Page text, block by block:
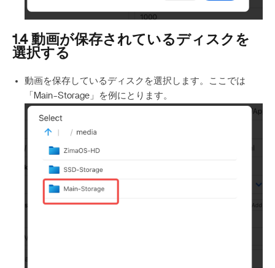
1.4 動画が保存されているディスクを
選択する
動画を保存しているディスクを選択します。ここでは
「Main-Storage」を例にとります。